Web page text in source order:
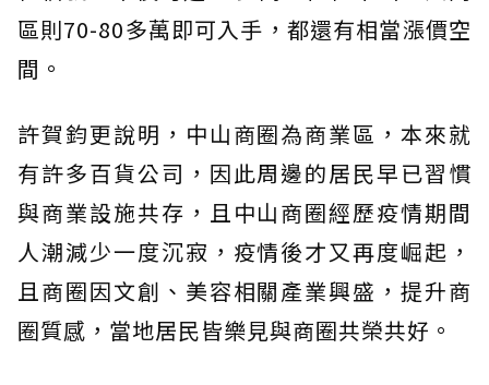
區則70-80多萬即可入手，都還有相當漲價空
間。
許賀鈞更說明，中山商圈為商業區，本來就
有許多百貨公司，因此周邊的居民早已習慣
與商業設施共存，且中山商圈經歷疫情期間
人潮減少一度沉寂，疫情後才又再度崛起，
且商圈因文創、美容相關產業興盛，提升商
圈質感，當地居民皆樂見與商圈共榮共好。